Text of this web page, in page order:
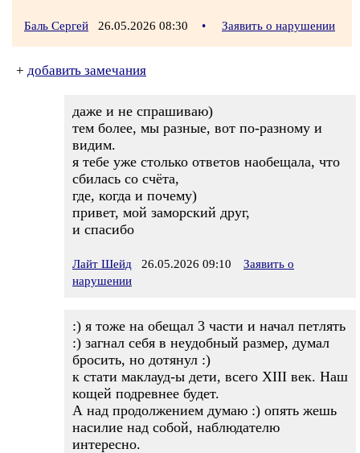
Баль Сергей 26.05.2026 08:30 • Заявить о нарушении
+ добавить замечания
даже и не спрашиваю)
тем более, мы разные, вот по-разному и
видим.
я тебе уже столько ответов наобещала, что
сбилась со счёта,
где, когда и почему)
привет, мой заморский друг,
и спасибо
Лайт Шейд 26.05.2026 09:10
Заявить о
нарушении
:) я тоже на обещал 3 части и начал петлять
:) загнал себя в неудобный размер, думал
бросить, но дотянул :)
к стати маклауд-ы дети, всего XIII век. Наш
кощей подревнее будет.
А над продолжением думаю :) опять жешь
насилие над собой, наблюдателю
интересно.